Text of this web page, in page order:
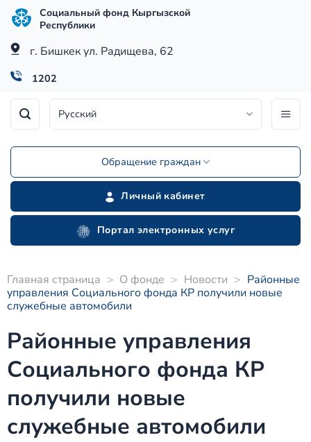
Skip
content
Социальный фонд Кыргызской
Республики
г. Бишкек ул. Радищева, 62
1202
Русский
Обращение граждан
Личный кабинет
Портал электронных услуг
Главная страница > О фонде > Новости > Районные
управления Социального фонда КР получили новые
служебные автомобили
Районные управления
Социального фонда КР
получили новые
служебные автомобили